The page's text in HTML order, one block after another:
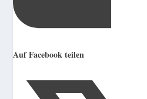
Auf Facebook teilen